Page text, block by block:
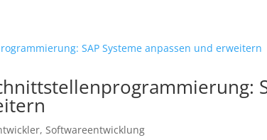
,Softwareentwicklung